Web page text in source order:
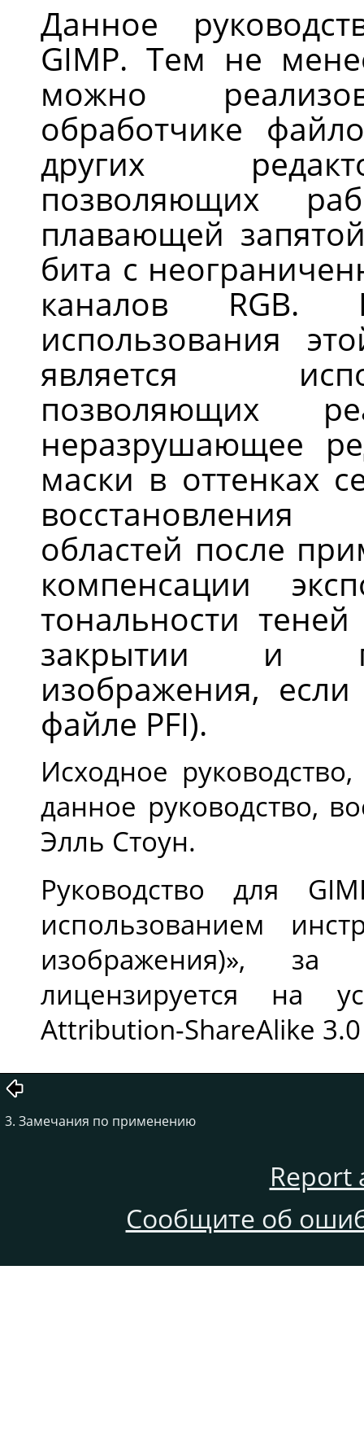
Данное
GIMP. Тем не
можно
обработчике
других
позволяющих
плавающей
бита с
каналов RGB.
использования
является
позволяющих
неразрушающее
маски в оттенках
областей после
компенсации
тональности
закрытии и
изображения,
файле PFI).
Исходное
данное руководство,
Элль Стоун.
Руководство для
использованием
изображения)», за
лицензируется на
Attribution-ShareAlike
3. Замечания по применению
Report
Сообщите об